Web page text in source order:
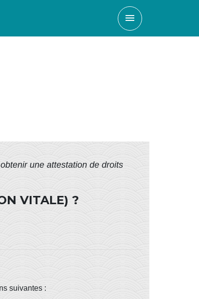
menu
une attestation de droits
VITALE) ?
suivantes :